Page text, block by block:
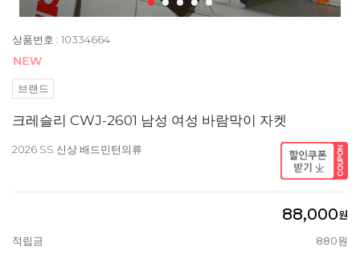
상품번호 : 10334664
브랜드
크레슬리 CWJ-2601 남성 여성 바람막이 자켓
2026 SS 신상 배드민턴의류
88,000원
적립금
880원